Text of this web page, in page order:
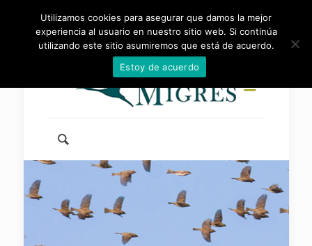
954 46 83 83 info@fundacionmigres.org
Utilizamos cookies para asegurar que damos la mejor
experiencia al usuario en nuestro sitio web. Si continúa
utilizando este sitio asumiremos que está de acuerdo.
Estoy de acuerdo